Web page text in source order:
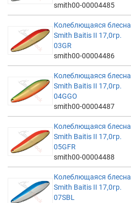
smith00-00004485
Колеблющаяся блесна
Smith Baitis II 17,0гр.
03GR
smith00-00004486
Колеблющаяся блесна
Smith Baitis II 17,0гр.
04GGO
smith00-00004487
Колеблющаяся блесна
Smith Baitis II 17,0гр.
05GFR
smith00-00004488
Колеблющаяся блесна
Smith Baitis II 17,0гр.
07SBL